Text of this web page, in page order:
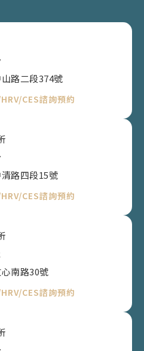
路二段374號
CES諮詢預約
路四段15號
CES諮詢預約
南路30號
CES諮詢預約